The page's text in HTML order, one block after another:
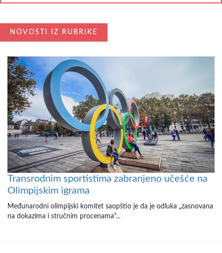
NOVOSTI IZ RUBRIKE
Transrodnim sportistima zabranjeno učešće na
Olimpijskim igrama
Međunarodni olimpijski komitet saopštio je da je odluka „zasnovana
na dokazima i stručnim procenama“...